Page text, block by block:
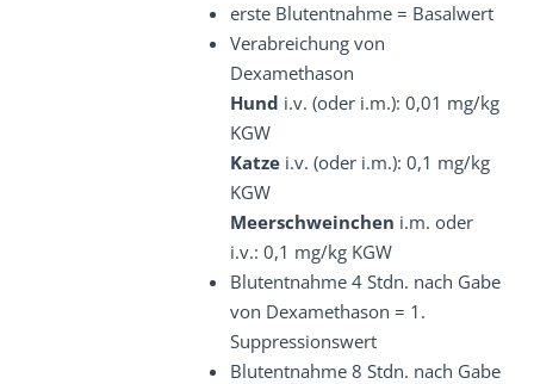
erste Blutentnahme = Basalwert
Verabreichung von
Dexamethason
Hund i.v. (oder i.m.): 0,01 mg/kg
KGW
Katze i.v. (oder i.m.): 0,1 mg/kg
KGW
Meerschweinchen i.m. oder
i.v.: 0,1 mg/kg KGW
Blutentnahme 4 Stdn. nach Gabe
von Dexamethason = 1.
Suppressionswert
Blutentnahme 8 Stdn. nach Gabe